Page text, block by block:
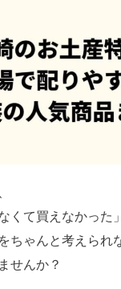
くて買えなかった」
ちゃんと考えられ
せんか？